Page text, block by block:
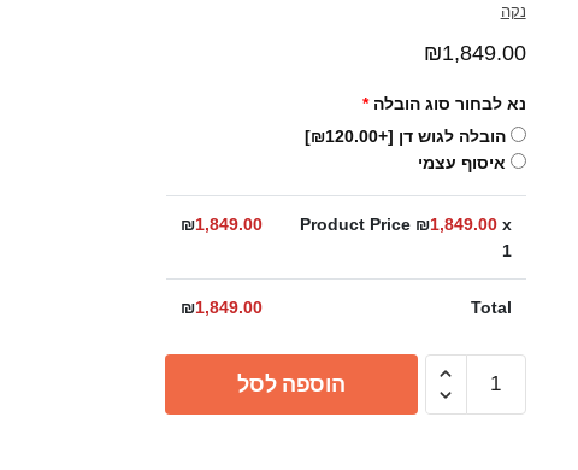
נקה
₪1,849.00
נא לבחור סוג הובלה *
הובלה לגוש דן [+₪120.00]
איסוף עצמי
Product Price ₪1,849.00x
1
₪1,849.00
Total
₪1,849.00
הוספה לסל